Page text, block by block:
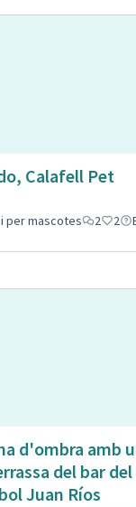
Calafell Pet
per mascotes 2 2
d'ombra amb
del bar del
Juan Ríos